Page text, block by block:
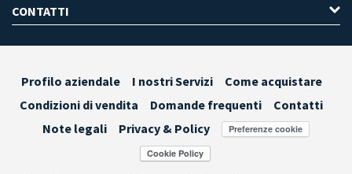
CONTATTI
Profilo aziendale I nostri Servizi
Come acquistare
Condizioni di vendita
Domande frequenti
Contatti
Note legali
Privacy & Policy Preferenze cookie